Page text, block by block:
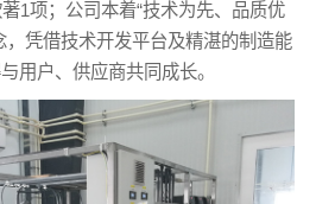
1项；公司本着“技术为先、品质优
，凭借技术开发平台及精湛的制造能
用户、供应商共同成长。